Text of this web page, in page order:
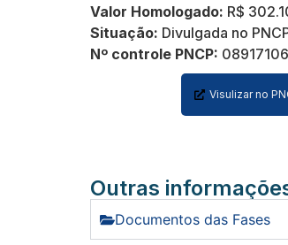
Valor Homologado: R$
Situação: Divulgada no
Nº controle PNCP:
Visulizar no
Outras
Documentos das Fases